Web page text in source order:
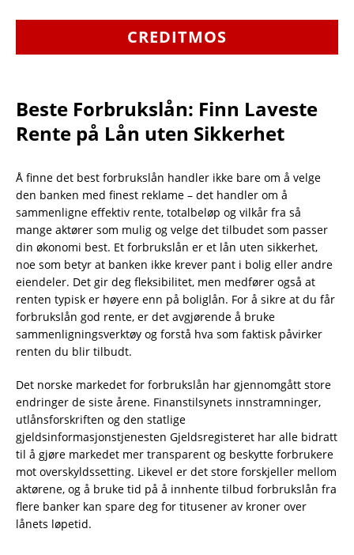
CREDITMOS
Beste Forbrukslån: Finn Laveste
Rente på Lån uten Sikkerhet
Å finne det best forbrukslån handler ikke bare om å velge
den banken med finest reklame – det handler om å
sammenligne effektiv rente, totalbeløp og vilkår fra så
mange aktører som mulig og velge det tilbudet som passer
din økonomi best. Et forbrukslån er et lån uten sikkerhet,
noe som betyr at banken ikke krever pant i bolig eller andre
eiendeler. Det gir deg fleksibilitet, men medfører også at
renten typisk er høyere enn på boliglån. For å sikre at du får
forbrukslån god rente, er det avgjørende å bruke
sammenligningsverktøy og forstå hva som faktisk påvirker
renten du blir tilbudt.
Det norske markedet for forbrukslån har gjennomgått store
endringer de siste årene. Finanstilsynets innstramninger,
utlånsforskriften og den statlige
gjeldsinformasjonstjenesten Gjeldsregisteret har alle bidratt
til å gjøre markedet mer transparent og beskytte forbrukere
mot overskyldssetting. Likevel er det store forskjeller mellom
aktørene, og å bruke tid på å innhente tilbud forbrukslån fra
flere banker kan spare deg for titusener av kroner over
lånets løpetid.